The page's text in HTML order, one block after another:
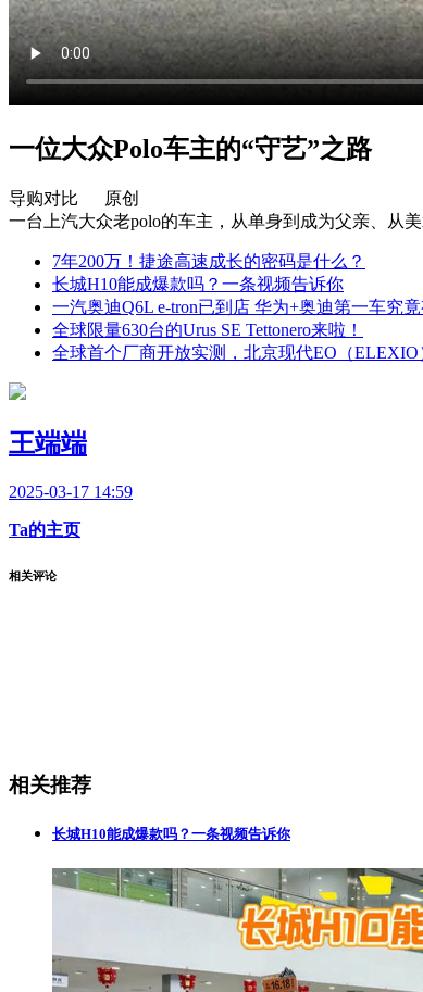
一位大众Polo车主的“守艺”之路
导购对比 原创
一台上汽大众老polo的车主，从单身到成为父亲、从
7年200万！捷途高速成长的密码是什么？
长城H10能成爆款吗？一条视频告诉你
一汽奥迪Q6L e-tron已到店 华为+奥迪第一车究
全球限量630台的Urus SE Tettonero来啦！
全球首个厂商开放实测，北京现代EO（
王端端
2025-03-17 14:59
Ta的主页
相关评论
相关推荐
长城H10能成爆款吗？一条视频告诉你